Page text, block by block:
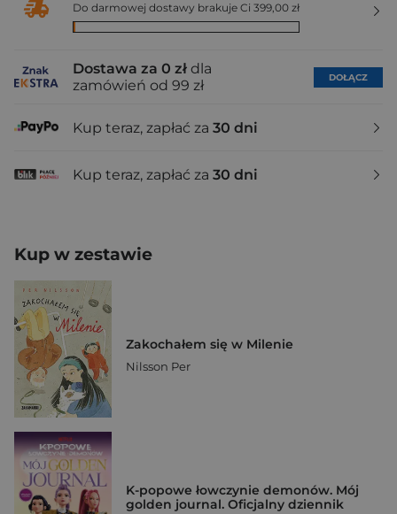
Do darmowej dostawy brakuje Ci 399,00 zł
Dostawa za 0 zł dla
zamówień od 99 zł
DOŁĄCZ
Kup teraz, zapłać za 30 dni
Kup teraz, zapłać za 30 dni
Kup w zestawie
Zakochałem się w Milenie
Nilsson Per
K-popowe łowczynie demonów. Mój
golden journal. Oficjalny dziennik